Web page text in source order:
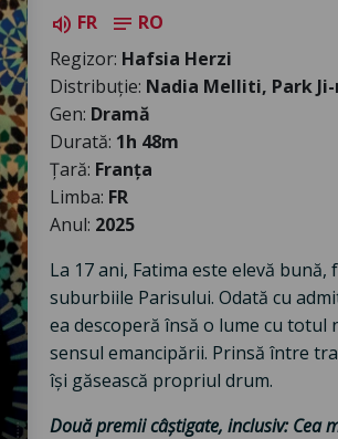
volume_up FR notes RO
Regizor: Hafsia Herzi
Distribuție: Nadia Melliti, Park
Gen: Dramă
Durată: 1h 48m
Țară: Franța
Limba: FR
Anul: 2025
La 17 ani, Fatima este elevă
suburbiile Parisului. Odată cu
ea descoperă însă o lume cu
sensul emancipării. Prinsă între
își găsească propriul drum.
Două premii câștigate, inclusiv: Cea